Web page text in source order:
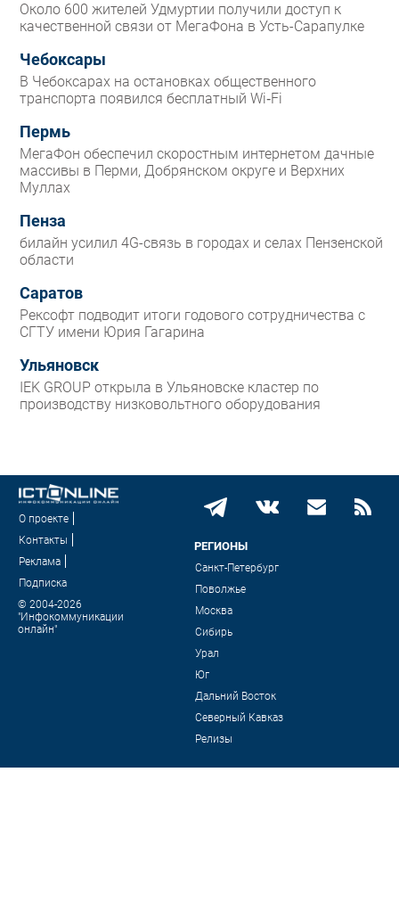
Около 600 жителей Удмуртии получили доступ к
качественной связи от МегаФона в Усть-Сарапулке
Чебоксары
В Чебоксарах на остановках общественного
транспорта появился бесплатный Wi‑Fi
Пермь
МегаФон обеспечил скоростным интернетом дачные
массивы в Перми, Добрянском округе и Верхних
Муллах
Пенза
билайн усилил 4G-связь в городах и селах Пензенской
области
Саратов
Рексофт подводит итоги годового сотрудничества с
СГТУ имени Юрия Гагарина
Ульяновск
IEK GROUP открыла в Ульяновске кластер по
производству низковольтного оборудования
О проекте
Контакты
Реклама
Подписка
© 2004-2026
"Инфокоммуникации
онлайн"
РЕГИОНЫ
Санкт-Петербург
Поволжье
Москва
Сибирь
Урал
Юг
Дальний Восток
Северный Кавказ
Релизы